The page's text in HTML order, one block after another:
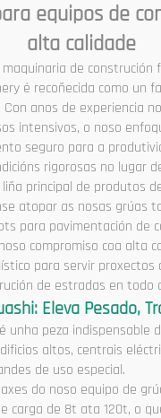
equipos de
alta calidade
de construción
é recoñecida como un
anos de experiencia
intensivos, o noso
seguro para a
rigorosas no lugar
principal de produtos
atopar as nosas grúas
para pavimentación de
compromiso coa alta
para servir
de estradas en todo
Eleva Pesado,
unha peza indispensable
altos, centrais
de uso especial.
do noso equipo de
carga de 8t ata 120t, o